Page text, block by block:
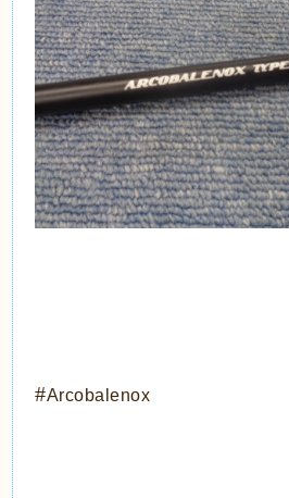
#Arcobalenox